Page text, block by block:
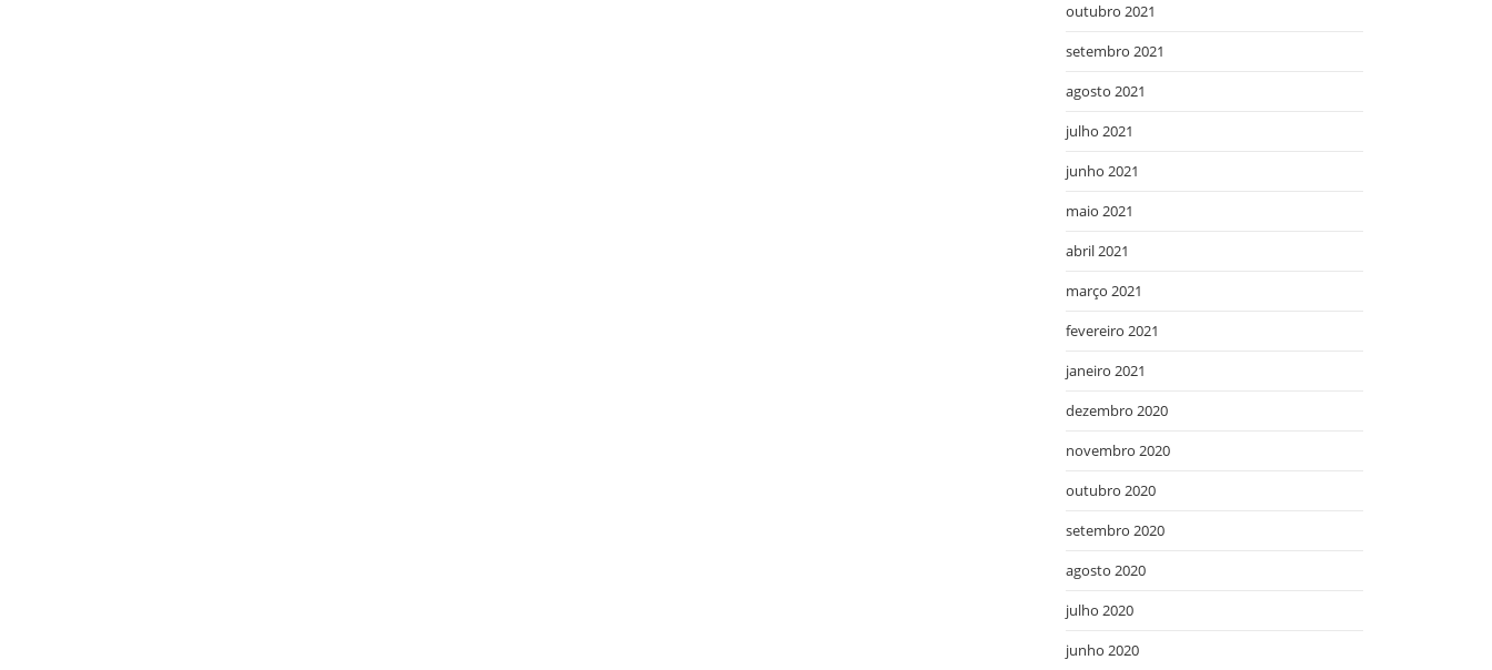
outubro 2021
setembro 2021
agosto 2021
julho 2021
junho 2021
maio 2021
abril 2021
março 2021
fevereiro 2021
janeiro 2021
dezembro 2020
novembro 2020
outubro 2020
setembro 2020
agosto 2020
julho 2020
junho 2020